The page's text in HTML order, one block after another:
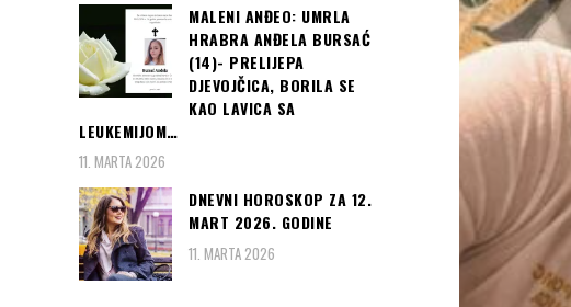
MALENI ANĐEO: UMRLA
HRABRA ANĐELA BURSAĆ
(14)- PRELIJEPA
DJEVOJČICA, BORILA SE
KAO LAVICA SA
LEUKEMIJOM…
11. MARTA 2026
DNEVNI HOROSKOP ZA 12.
MART 2026. GODINE
11. MARTA 2026